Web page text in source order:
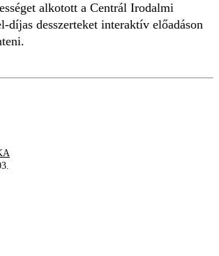
alkotott a Centrál Irodalmi
díjas desszerteket interaktív előadáson